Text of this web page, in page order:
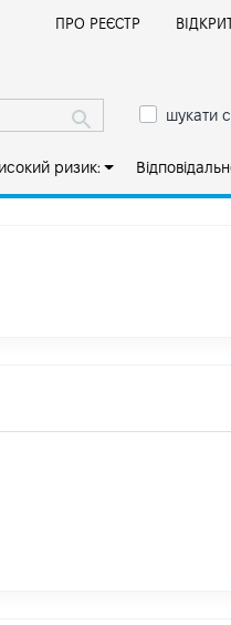
ПРО РЕЄСТР
шукати
ризик: